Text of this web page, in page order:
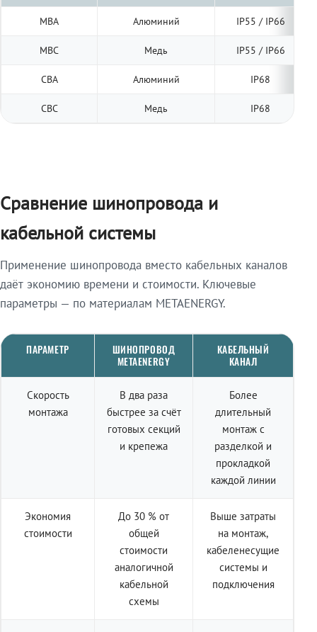
МВА Алюминий IP55 / IP66
МВС Медь IP55 / IP66
СВА Алюминий IP68
СВС Медь IP68
Сравнение шинопровода и
кабельной системы
Применение шинопровода вместо кабельных каналов
даёт экономию времени и стоимости. Ключевые
параметры — по материалам METAENERGY.
ПАРАМЕТР
ШИНОПРОВОД
METAENERGY
КАБЕЛЬНЫЙ
КАНАЛ
Скорость
монтажа
В два раза
быстрее за счёт
готовых секций
и крепежа
Более
длительный
монтаж с
разделкой и
прокладкой
каждой линии
Экономия
стоимости
До 30 % от
общей
стоимости
аналогичной
кабельной
схемы
Выше затраты
на монтаж,
кабеленесущие
системы и
подключения